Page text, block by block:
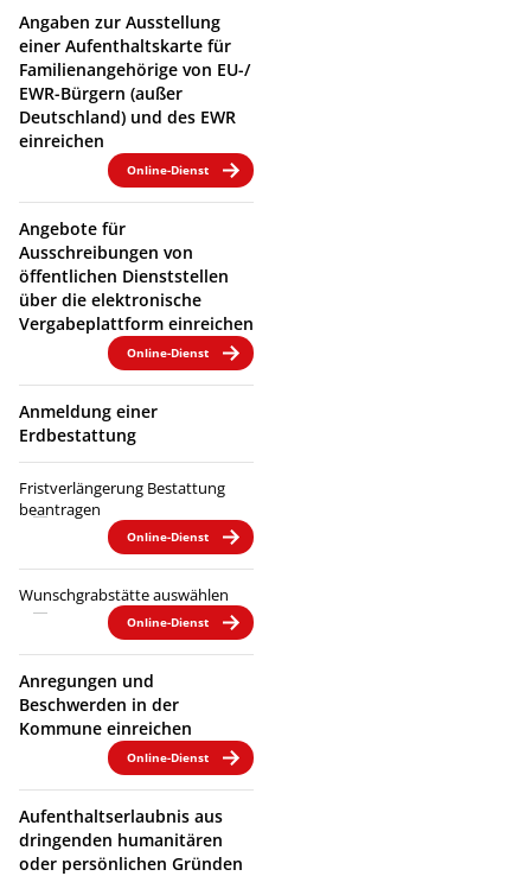
Angaben zur Ausstellung
einer Aufenthaltskarte für
Familienangehörige von EU-/
EWR-Bürgern (außer
Deutschland) und des EWR
einreichen
Online-Dienst
Angebote für
Ausschreibungen von
öffentlichen Dienststellen
über die elektronische
Vergabeplattform einreichen
Online-Dienst
Anmeldung einer
Erdbestattung
Fristverlängerung Bestattung
beantragen
Online-Dienst
Wunschgrabstätte auswählen
Online-Dienst
Anregungen und
Beschwerden in der
Kommune einreichen
Online-Dienst
Aufenthaltserlaubnis aus
dringenden humanitären
oder persönlichen Gründen